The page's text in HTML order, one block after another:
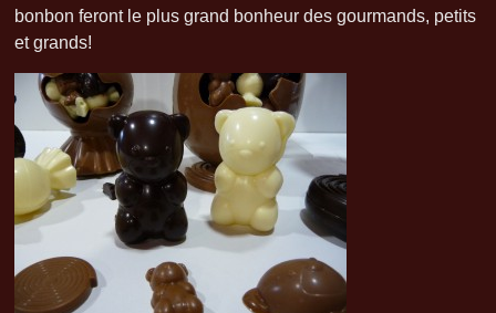
bonbon feront le plus grand bonheur des gourmands, petits
et grands!